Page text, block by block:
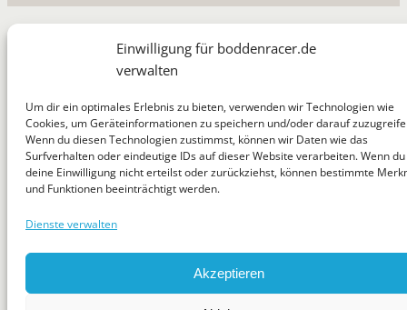
Einwilligung für boddenracer.de
verwalten
Um dir ein optimales Erlebnis zu bieten, verwenden wir Technologien wie
Cookies, um Geräteinformationen zu speichern und/oder darauf
Wenn du diesen Technologien zustimmst, können wir Daten wie das
Surfverhalten oder eindeutige IDs auf dieser Website verarbeiten. Wenn du
deine Einwilligung nicht erteilst oder zurückziehst, können bestimmte
und Funktionen beeinträchtigt werden.
Dienste verwalten
Akzeptieren